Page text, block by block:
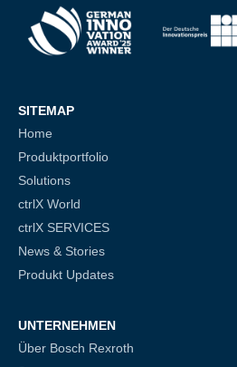
SITEMAP
Home
Produktportfolio
Solutions
ctrlX World
ctrlX SERVICES
News & Stories
Produkt Updates
UNTERNEHMEN
Über Bosch Rexroth